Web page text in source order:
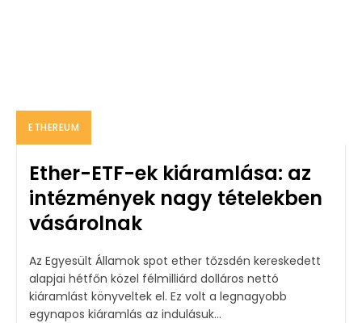
ETHEREUM
Ether-ETF-ek kiáramlása: az
intézmények nagy tételekben
vásárolnak
Az Egyesült Államok spot ether tőzsdén kereskedett
alapjai hétfőn közel félmilliárd dolláros nettó
kiáramlást könyveltek el. Ez volt a legnagyobb
egynapos kiáramlás az indulásuk...